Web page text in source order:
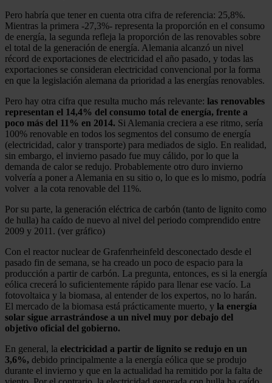
Pero habría que tener en cuenta otra cifra de referencia: 25,8%.
Mientras la primera -27,3%- representa la proporción en el consumo
de energía, la segunda refleja la proporción de las renovables sobre
el total de la generación de energía. Alemania alcanzó un nivel
récord de exportaciones de electricidad el año pasado, y todas las
exportaciones se consideran electricidad convencional por la forma
en que la legislación alemana da prioridad a las energías renovables.
Pero hay otra cifra que resulta mucho más relevante: las renovables
representan el 14,4% del consumo total de energía, frente a
poco más del 11% en 2014. Si Alemania creciera a ese ritmo, sería
100% renovable en todos los segmentos del consumo de energía
(electricidad, calor y transporte) para mediados de siglo. En realidad,
sin embargo, el invierno pasado fue muy cálido, por lo que la
demanda de calor se redujo. Probablemente otro duro invierno
volvería a poner a Alemania en su sitio o, lo que es lo mismo, podría
volver a la cota renovable del 11%.
Por su parte, la generación eléctrica de carbón (tanto de lignito como
de hulla) ha caído de nuevo al nivel del periodo comprendido entre
2009 y 2011. (ver gráfico)
Con el reactor nuclear de Grafenrheinfeld desconectado desde el
pasado fin de semana, se ha creado un poco de espacio para la
producción a partir de carbón. La pregunta, entonces, es si la energía
eólica crecerá lo suficientemente rápido para llenar ese vacío. La
fotovoltaica y la biomasa, al entender de los expertos, no lo harán.
El mercado de la biomasa está prácticamente muerto, y la energía
solar sigue arrastrándose a un nivel muy por debajo del
objetivo oficial del gobierno.
En general, la electricidad a partir de lignito se redujo en un
3,6%, debido principalmente a la energía eólica que se produjo
durante el invierno y que en la actualidad ha remitido por la falta de